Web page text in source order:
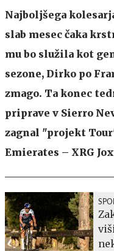
Najboljšega
slab mesec čaka
mu bo služila kot
sezone, Dirko po
zmago. Ta konec
priprave v Sierro
zagnal "projekt
Emierates – XRG